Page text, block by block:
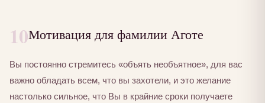
10Мотивация для фамилии Аготе
Вы постоянно стремитесь «объять необъятное», для вас
важно обладать всем, что вы захотели, и это желание
настолько сильное, что Вы в крайние сроки получаете